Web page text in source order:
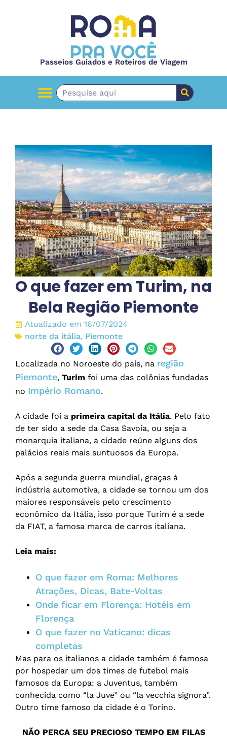
Passeios Guiados e Roteiros de Viagem
O que fazer em Turim, na
Bela Região Piemonte
Atualizado em 16/07/2024
norte da itália, Piemonte
Localizada no Noroeste do país, na região
Piemonte, Turim foi uma das colônias fundadas
no Império Romano.
A cidade foi a primeira capital da Itália. Pelo fato
de ter sido a sede da Casa Savoia, ou seja a
monarquia italiana, a cidade reúne alguns dos
palácios reais mais suntuosos da Europa.
Após a segunda guerra mundial, graças à
indústria automotiva, a cidade se tornou um dos
maiores responsáveis pelo crescimento
econômico da Itália, isso porque Turim é a sede
da FIAT, a famosa marca de carros italiana.
Leia mais:
O que fazer em Roma: Melhores
Atrações, Dicas, Bate-Voltas
Onde ficar em Florença: Hotéis em
Florença
O que fazer no Vaticano: dicas
completas
Mas para os italianos a cidade também é famosa
por hospedar um dos times de futebol mais
famosos da Europa: a Juventus, também
conhecida como “la Juve” ou “la vecchia signora”.
Outro time famoso da cidade é o Torino.
NÃO PERCA SEU PRECIOSO TEMPO EM FILAS